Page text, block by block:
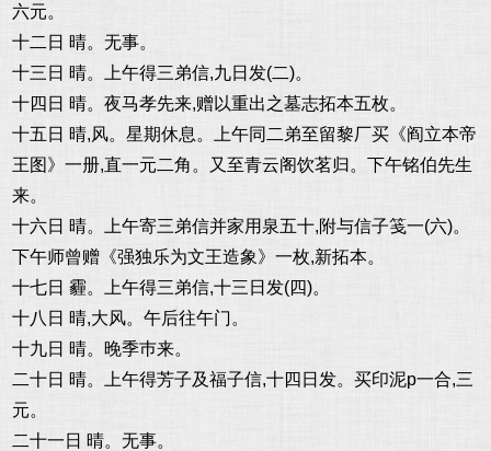
六元。
十二日 晴。无事。
十三日 晴。上午得三弟信,九日发(二)。
十四日 晴。夜马孝先来,赠以重出之墓志拓本五枚。
十五日 晴,风。星期休息。上午同二弟至留黎厂买《阎立本帝
王图》一册,直一元二角。又至青云阁饮茗归。下午铭伯先生
来。
十六日 晴。上午寄三弟信并家用泉五十,附与信子笺一(六)。
下午师曾赠《强独乐为文王造象》一枚,新拓本。
十七日 霾。上午得三弟信,十三日发(四)。
十八日 晴,大风。午后往午门。
十九日 晴。晚季巿来。
二十日 晴。上午得芳子及福子信,十四日发。买印泥p一合,三
元。
二十一日 晴。无事。